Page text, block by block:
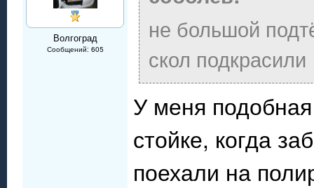
Волгоград
Сообщений: 605
не большой
скол подкрасили
У меня
стойке, когда
поехали на